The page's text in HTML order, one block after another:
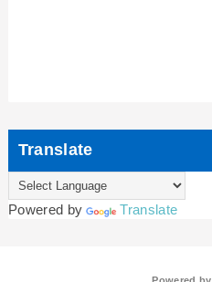
Translate
Powered by Translate